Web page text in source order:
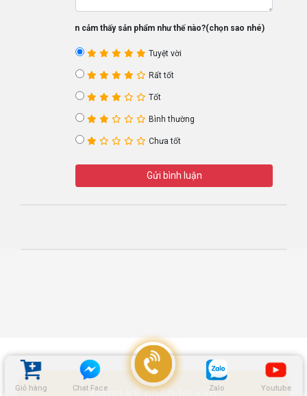
Giỏ hàng Chat Face Zalo Youtube
Bạn cảm thấy sản phẩm như thế nào?(chọn sao nhé)
Tuyệt vời
Rất tốt
Tốt
Bình thường
Chưa tốt
Gửi bình luận